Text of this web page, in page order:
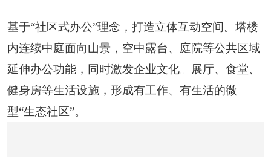
基于“社区式办公”理念，打造立体互动空间。塔楼
内连续中庭面向山景，空中露台、庭院等公共区域
延伸办公功能，同时激发企业文化。展厅、食堂、
健身房等生活设施，形成有工作、有生活的微
型“生态社区”。